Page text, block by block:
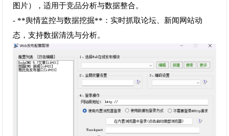
图片），适用于竞品分析与数据整合。
- **舆情监控与数据挖掘**：实时抓取论坛、新闻网站动
态，支持数据清洗与分析。